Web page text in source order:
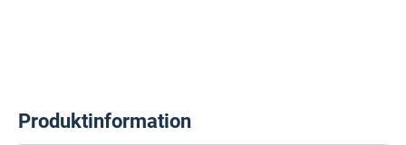
Produktinformation